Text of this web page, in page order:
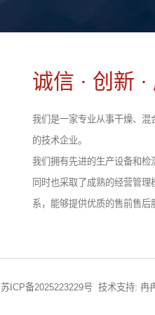
诚信 · 创新 ·
我们是一家专业从事干燥、
的技术企业。
我们拥有先进的生产设备和检
同时也采取了成熟的经营管
系，能够提供优质的售前售后
苏ICP备2025223229号技术支持: 冉